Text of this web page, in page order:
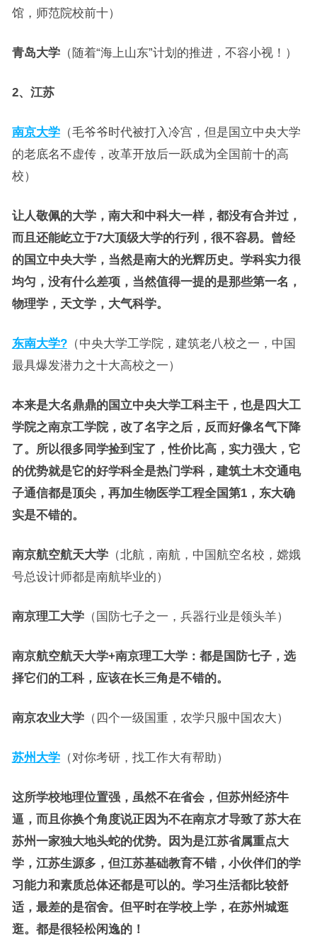
馆，师范院校前十）
青岛大学（随着“海上山东”计划的推进，不容小视！）
2、江苏
南京大学（毛爷爷时代被打入冷宫，但是国立中央大学
的老底名不虚传，改革开放后一跃成为全国前十的高
校）
让人敬佩的大学，南大和中科大一样，都没有合并过，
而且还能屹立于7大顶级大学的行列，很不容易。曾经
的国立中央大学，当然是南大的光辉历史。学科实力很
均匀，没有什么差项，当然值得一提的是那些第一名，
物理学，天文学，大气科学。
东南大学?（中央大学工学院，建筑老八校之一，中国
最具爆发潜力之十大高校之一）
本来是大名鼎鼎的国立中央大学工科主干，也是四大工
学院之南京工学院，改了名字之后，反而好像名气下降
了。所以很多同学捡到宝了，性价比高，实力强大，它
的优势就是它的好学科全是热门学科，建筑土木交通电
子通信都是顶尖，再加生物医学工程全国第1，东大确
实是不错的。
南京航空航天大学（北航，南航，中国航空名校，嫦娥
号总设计师都是南航毕业的）
南京理工大学（国防七子之一，兵器行业是领头羊）
南京航空航天大学+南京理工大学：都是国防七子，选
择它们的工科，应该在长三角是不错的。
南京农业大学（四个一级国重，农学只服中国农大）
苏州大学（对你考研，找工作大有帮助）
这所学校地理位置强，虽然不在省会，但苏州经济牛
逼，而且你换个角度说正因为不在南京才导致了苏大在
苏州一家独大地头蛇的优势。因为是江苏省属重点大
学，江苏生源多，但江苏基础教育不错，小伙伴们的学
习能力和素质总体还都是可以的。学习生活都比较舒
适，最差的是宿舍。但平时在学校上学，在苏州城逛
逛。都是很轻松闲逸的！